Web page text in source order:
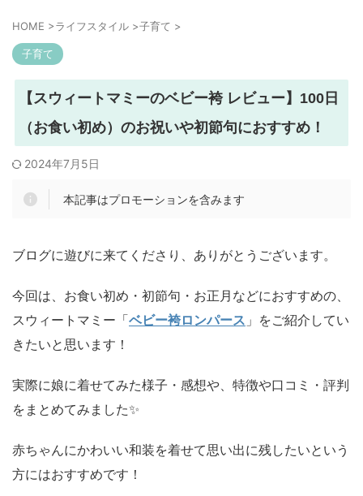
HOME >ライフスタイル >子育て >
子育て
【スウィートマミーのベビー袴 レビュー】100日
（お食い初め）のお祝いや初節句におすすめ！
2024年7月5日
本記事はプロモーションを含みます
ブログに遊びに来てくださり、ありがとうございます。
今回は、お食い初め・初節句・お正月などにおすすめの、
スウィートマミー「ベビー袴ロンパース 」をご紹介してい
きたいと思います！
実際に娘に着せてみた様子・感想や、特徴や口コミ・評判
をまとめてみました✨
赤ちゃんにかわいい和装を着せて思い出に残したいという
方にはおすすめです！